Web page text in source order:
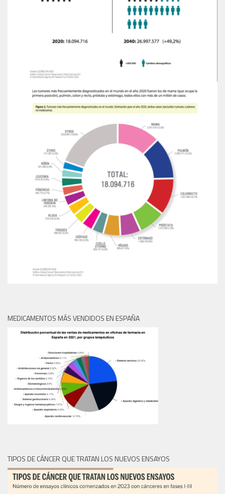
MEDICAMENTOS MÁS VENDIDOS EN ESPAÑA
TIPOS DE CÁNCER QUE TRATAN LOS NUEVOS ENSAYOS